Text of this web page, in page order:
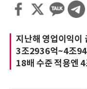
지난해 영업이익이
3조2936억~4조
18배 수준 적용엔